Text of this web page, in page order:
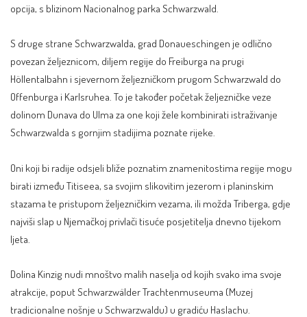
opcija, s blizinom Nacionalnog parka Schwarzwald.
S druge strane Schwarzwalda, grad Donaueschingen je odlično
povezan željeznicom, diljem regije do Freiburga na prugi
Höllentalbahn i sjevernom željezničkom prugom Schwarzwald do
Offenburga i Karlsruhea. To je također početak željezničke veze
dolinom Dunava do Ulma za one koji žele kombinirati istraživanje
Schwarzwalda s gornjim stadijima poznate rijeke.
Oni koji bi radije odsjeli bliže poznatim znamenitostima regije mogu
birati između Titiseea, sa svojim slikovitim jezerom i planinskim
stazama te pristupom željezničkim vezama, ili možda Triberga, gdje
najviši slap u Njemačkoj privlači tisuće posjetitelja dnevno tijekom
ljeta.
Dolina Kinzig nudi mnoštvo malih naselja od kojih svako ima svoje
atrakcije, poput Schwarzwälder Trachtenmuseuma (Muzej
tradicionalne nošnje u Schwarzwaldu) u gradiću Haslachu.